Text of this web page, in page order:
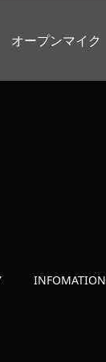
お客
INFOMATION